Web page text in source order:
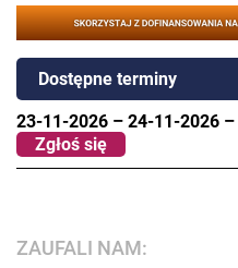
Dostępne terminy
23-11-2026 – 24-11-2026 –
Zgłoś się
ZAUFALI NAM: